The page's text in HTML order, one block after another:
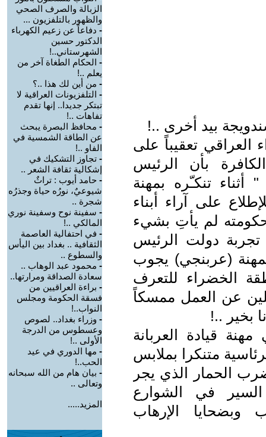
بيد أخرى ..!
العراقي تعقيباً على
بأن الرئيس
تنكـّره بمهنة
على آراء أبناء
لم يأتِ بشيء
تجربة دولت الرئيس
(عربنجي) يجوب
الخضراء للتعرف
عن العمل ممسكاً
بخير ..!
قيادة العربانة
متنكرا بملابس
الحمار الذي يجر
في الشوارع
وبضحايا الإرهاب
الزبالة والصرف الصحي
والظهور بالتلفزيون ...
- دفاعاً عن زعيم الكهرباء
الدكتور حسين
الشهرستاني..!
- الحكام الطغاة آخر من
يعلم ..!
- من أين لك هذا ..؟
- التلفزيونات العراقية لا
تبتكر جديدا.. إنها تقدم
تفاهات ..!
- محافظ البصرة يبحث
عن الطاقة الشمسية في
الفاو ..!
- تجاوز التشكيك في
إشكالية ثقافة الشعر ..
- حامد أيوب : تراثٌ
شيوعيٌ، نورُه حياة وجذرُه
شجرة ..
- سفينة نوح وسفينة نوري
المالكي ..!
- في احتفالية العاصمة
الثقافية .. بغداد بين اليأس
والسطوع ..
- محمود عبد الوهاب ..
سعادة الصداقة ومرارتها..
- براءة العراقيين من
فسقة الحكومة ومجلس
النواب..!
- وزراء بغداد.. لصوص
وعسطوس من الدرجة
الأولى ..!
- مها الدوري في عيد
الحب..!
- بيان هام من الله سبحانه
وتعالى ..
المزيد.....